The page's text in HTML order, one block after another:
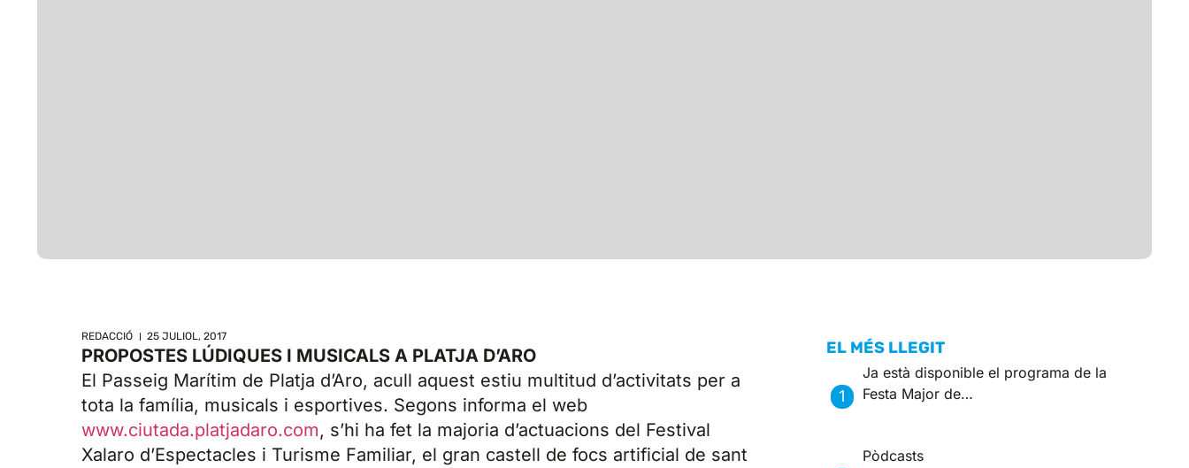
REDACCIÓ 25 JULIOL, 2017
PROPOSTES LÚDIQUES I MUSICALS A PLATJA D’ARO
El Passeig Marítim de Platja d’Aro, acull aquest estiu multitud d’activitats per a
tota la família, musicals i esportives. Segons informa el web
www.ciutada.platjadaro.com, s’hi ha fet la majoria d’actuacions del Festival
Xalaro d’Espectacles i Turisme Familiar, el gran castell de focs artificial de sant
EL MÉS LLEGIT
Ja està disponible el programa de la
Festa Major de…
Pòdcasts